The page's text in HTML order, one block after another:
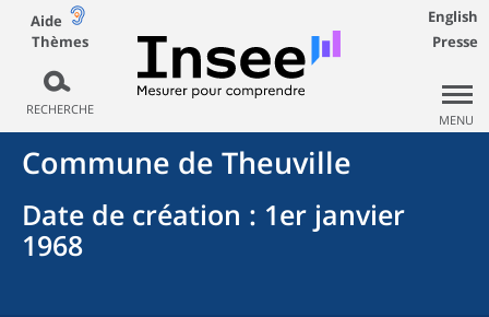
Aide
Thèmes
RECHERCHE
English
Presse
MENU
Commune de Theuville
Date de création : 1er janvier
1968